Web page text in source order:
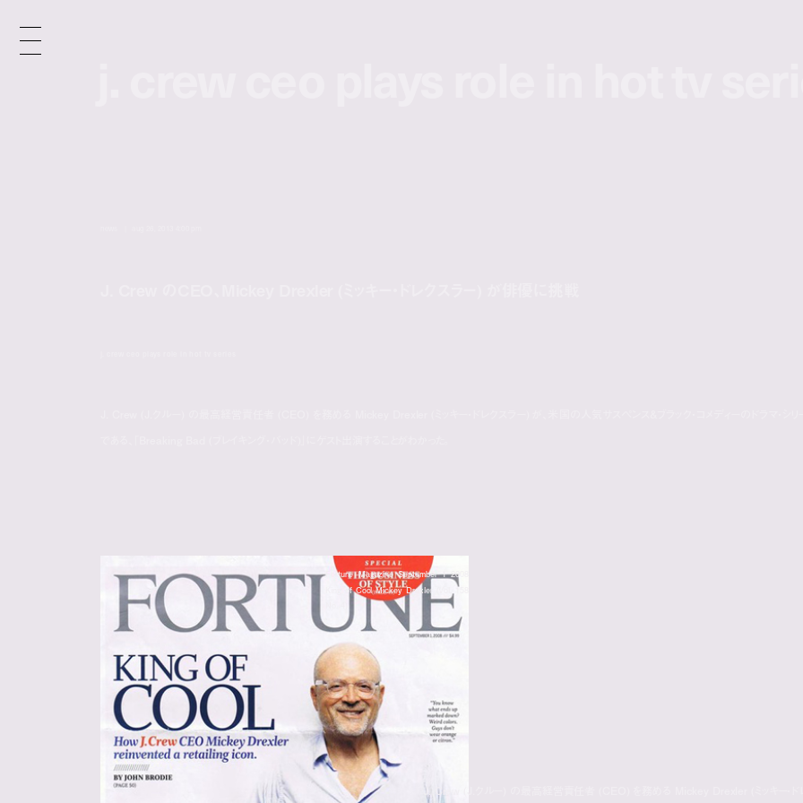
Fortune Magazine September 1 2008
King of Cool Mickey Drexler (Vol. 158
J. Crew (J.クルー) の最高経営責任者 (CEO) を務める Mickey Drexler (ミッキー・ドレ